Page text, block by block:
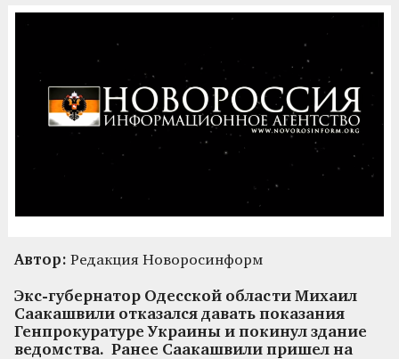
Автор: Редакция Новоросинформ
Экс-губернатор Одесской области Михаил
Саакашвили отказался давать показания
Генпрокуратуре Украины и покинул здание
ведомства. Ранее Саакашвили пришел на